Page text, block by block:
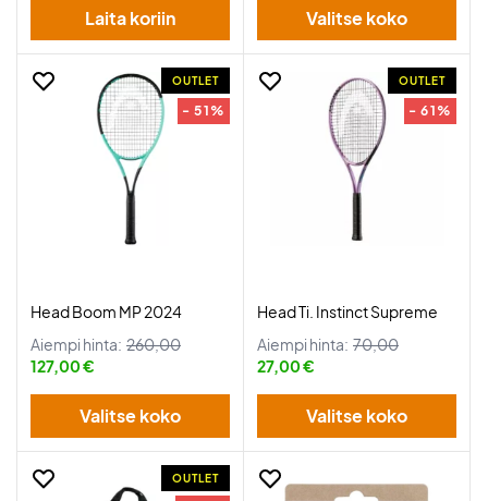
Laita koriin Valitse koko
OUTLET
- 51%
Head Boom MP 2024
Aiempi hinta: 260,00
127,00 €
Valitse koko
OUTLET
- 61%
Head Ti. Instinct Supreme
Aiempi hinta: 70,00
27,00 €
Valitse koko
OUTLET